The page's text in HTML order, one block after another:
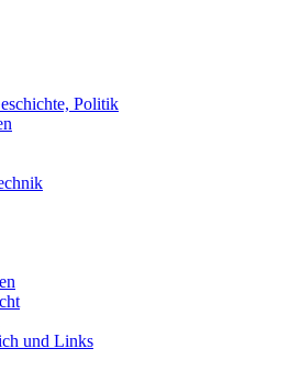
Politik
und Links